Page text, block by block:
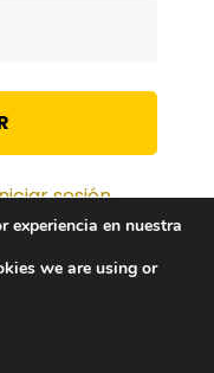
sesión
experiencia en nuestra
we are using or